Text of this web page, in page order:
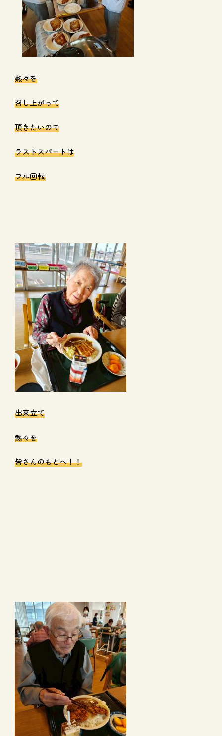
熱々を
召し上がって
頂きたいので
ラストスパートは
フル回転
出来立て
熱々を
皆さんのもとへ！！